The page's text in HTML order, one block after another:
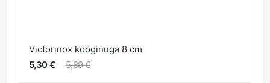
Victorinox kööginuga 8 cm
5,30 €
5,89 €